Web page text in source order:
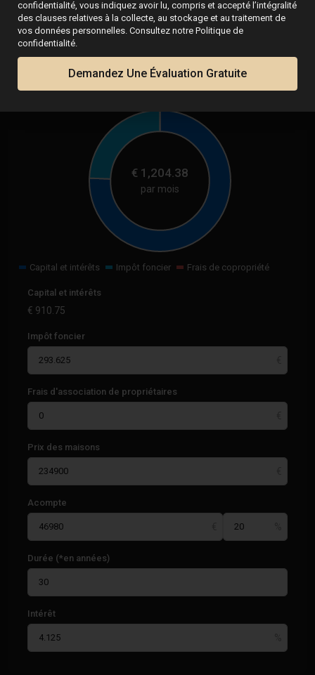
€ 1,204.38
par mois
Capital et intérêts Impôt foncier Frais de copropriété
Capital et intérêts
€ 910.75
Impôt foncier
Frais d'association de propriétaires
Prix des maisons
Acompte
Durée (*en années)
Intérêt
confidentialité, vous indiquez avoir lu, compris et accepté l’intégralité
des clauses relatives à la collecte, au stockage et au traitement de
vos données personnelles. Consultez notre Politique de
confidentialité.
Demandez Une Évaluation Gratuite